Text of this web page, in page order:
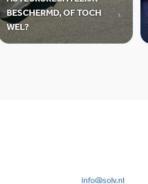
BESCHERMD, OF TOCH
WEL?
info@solv.nl